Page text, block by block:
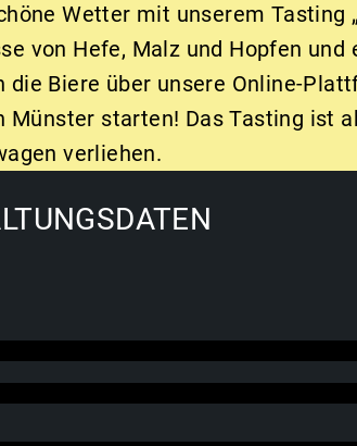
Wetter mit unserem Tasting
von Hefe, Malz und Hopfen
Biere über unsere Online-
starten! Das Tasting ist
verliehen.